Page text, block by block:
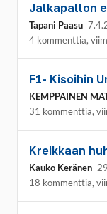
Jalkapallon
Tapani Paasu
4 kommenttia,
F1- Kisoihin
KEMPPAINEN
31 kommenttia,
Kreikkaan
Kauko Keränen
18 kommenttia,